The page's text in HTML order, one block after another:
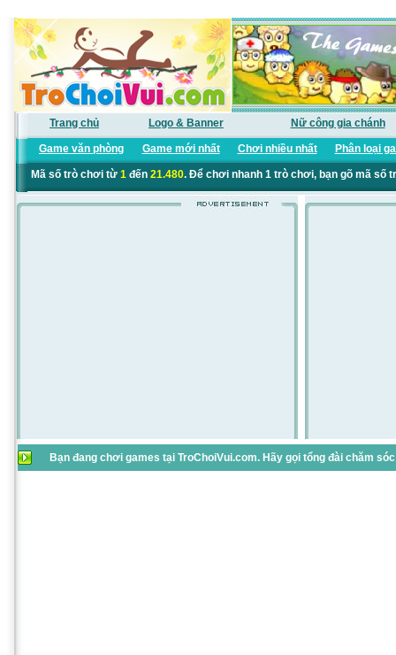
Trang chủ Logo & Banner Nữ công gia chánh
Game văn phòng Game mới nhất Chơi nhiều nhất Phân loại
Mã số trò chơi từ 1đến 21.480. Để chơi nhanh 1 trò chơi, bạn gõ mã số
Bạn đang chơi games tại TroChoiVui.com. Hãy gọi tổng đài chăm